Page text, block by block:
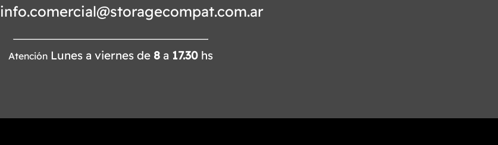
info.comercial@storagecompat.com.ar
Atención Lunes a viernes de 8 a 17.30 hs